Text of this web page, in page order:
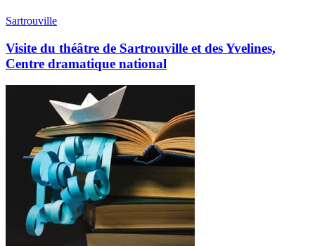
Sartrouville
Visite du théâtre de Sartrouville et des Yvelines,
Centre dramatique national